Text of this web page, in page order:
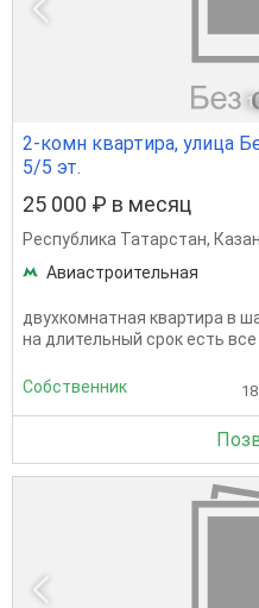
1
2-комн квартира, улица
5/5 эт.
25 000 ₽ в месяц
Республика Татарстан,
Авиастроительная
двухкомнатная квартира в
на длительный срок есть
Собственник